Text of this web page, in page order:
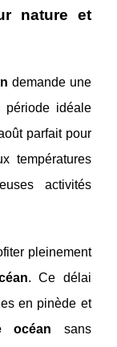
nature et
demande une
période idéale
parfait pour
températures
activités
pleinement
. Ce délai
en pinède et
océan sans